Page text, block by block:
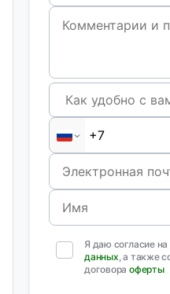
Как удобно с
Я даю согласие на
данных, а также
договора оферты